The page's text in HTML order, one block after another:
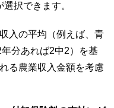
択できます。
入の平均（例えば、青
分あれば2中2）を基
る農業収入金額を考慮